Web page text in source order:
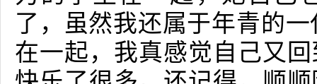
了，虽然我还属于年青的
在一起，我真感觉自己又